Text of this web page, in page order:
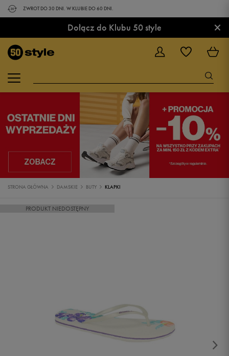
ZWROT DO 30 DNI. W KLUBIE DO 60 DNI.
Dołącz do Klubu 50 style ×
STRONA GŁÓWNA DAMSKIE BUTY KLAPKI
PRODUKT NIEDOSTĘPNY